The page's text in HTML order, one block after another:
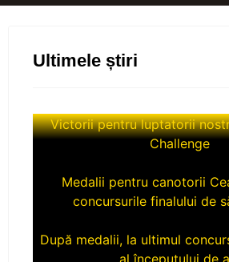
Ultimele știri
Victorii pentru luptatorii
Challenge
concursurile finalului de
al începutului de